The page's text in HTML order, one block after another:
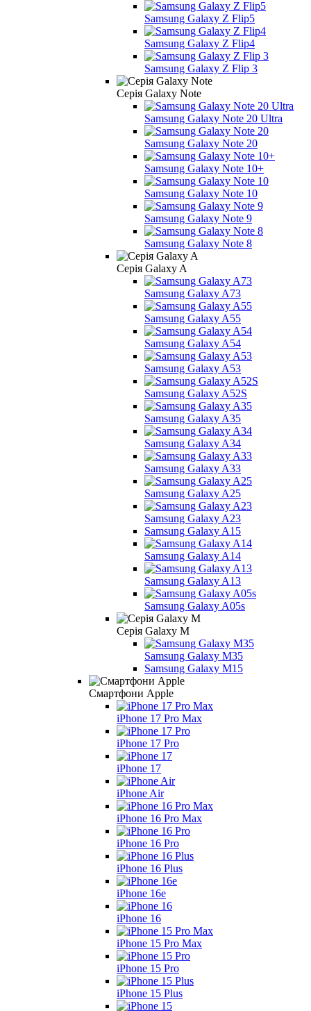
Samsung Galaxy Z Flip5
Samsung Galaxy Z Flip4
Samsung Galaxy Z Flip 3
Серія Galaxy Note
Samsung Galaxy Note 20 Ultra
Samsung Galaxy Note 20
Samsung Galaxy Note 10+
Samsung Galaxy Note 10
Samsung Galaxy Note 9
Samsung Galaxy Note 8
Серія Galaxy A
Samsung Galaxy A73
Samsung Galaxy A55
Samsung Galaxy A54
Samsung Galaxy A53
Samsung Galaxy A52S
Samsung Galaxy A35
Samsung Galaxy A34
Samsung Galaxy A33
Samsung Galaxy A25
Samsung Galaxy A23
Samsung Galaxy A15
Samsung Galaxy A14
Samsung Galaxy A13
Samsung Galaxy A05s
Серія Galaxy M
Samsung Galaxy M35
Samsung Galaxy M15
Смартфони Apple
iPhone 17 Pro Max
iPhone 17 Pro
iPhone 17
iPhone Air
iPhone 16 Pro Max
iPhone 16 Pro
iPhone 16 Plus
iPhone 16e
iPhone 16
iPhone 15 Pro Max
iPhone 15 Pro
iPhone 15 Plus